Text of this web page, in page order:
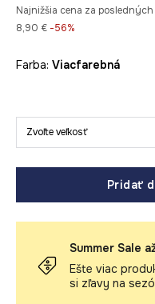
Najnižšia cena za
8,90 € -56%
Farba: viacfarebná
Zvoľte veľkosť
Pridať
Summer Sale
Ešte viac
si zľavy na